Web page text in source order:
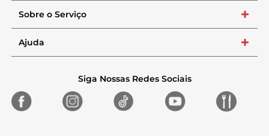
Sobre o Serviço +
Ajuda +
Siga Nossas Redes Sociais